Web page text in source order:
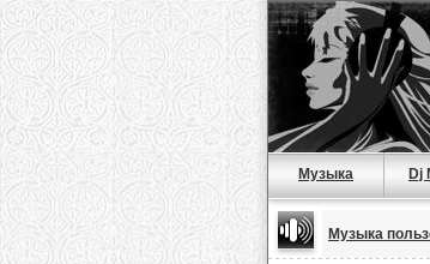
Музыка Dj
Музыка